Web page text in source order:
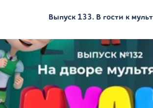
Выпуск 133. В гости к